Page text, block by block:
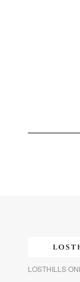
LOSTHILLS